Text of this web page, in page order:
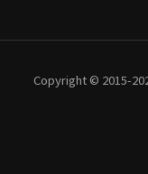
Copyright © 2015-